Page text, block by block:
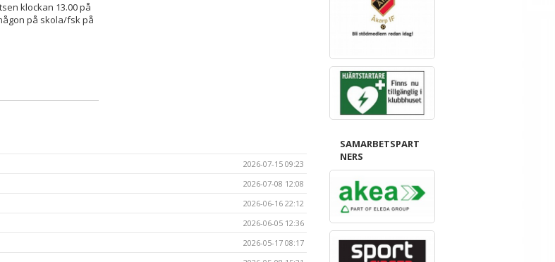
klockan 13.00 på
på skola/fsk på
2026-07-15 09:23
2026-07-08 12:08
2026-06-16 22:12
2026-06-05 12:36
2026-05-17 08:17
SAMARBETSPART
NERS